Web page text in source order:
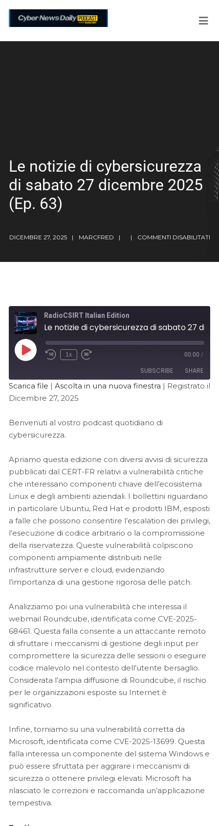
Le notizie di cybersicurezza
di sabato 27 dicembre 2025
(Ep. 63)
DICEMBRE 27, 2025 MARCFRED COMMENTI DISABILITATI
RadioCSIRT Italian Edition
1x 00:00 /
SUBSCRIBE SHARE
SHARE
LINK
Scarica file | Ascolta in una nuova finestra | Registrato il
Dicembre 27, 2025
Benvenuti al vostro podcast quotidiano di
cybersicurezza.
Apriamo questa edizione con diversi avvisi di sicurezza
pubblicati dal CERT-FR relativi a vulnerabilità critiche
che interessano componenti chiave dell’ecosistema
Linux e degli ambienti aziendali. I bollettini riguardano
in particolare Ubuntu, Red Hat e prodotti IBM, esposti
a falle che possono consentire l’escalation dei privilegi,
l’esecuzione di codice arbitrario o la compromissione
della riservatezza. Queste vulnerabilità colpiscono
componenti ampiamente distribuiti nelle
infrastrutture server e cloud, evidenziando
l’importanza di una gestione rigorosa delle patch.
Analizziamo poi una vulnerabilità che interessa il
webmail Roundcube, identificata come CVE-2025-
68461. Questa falla consente a un attaccante remoto
di sfruttare i meccanismi di gestione degli input per
compromettere la sicurezza delle sessioni o eseguire
codice malevolo nel contesto dell’utente bersaglio.
Considerata l’ampia diffusione di Roundcube, il rischio
per le organizzazioni esposte su Internet è
significativo.
Infine, torniamo su una vulnerabilità corretta da
Microsoft, identificata come CVE-2025-13699. Questa
falla interessa un componente del sistema Windows e
può essere sfruttata per aggirare i meccanismi di
sicurezza o ottenere privilegi elevati. Microsoft ha
rilasciato le correzioni e raccomanda un’applicazione
tempestiva.